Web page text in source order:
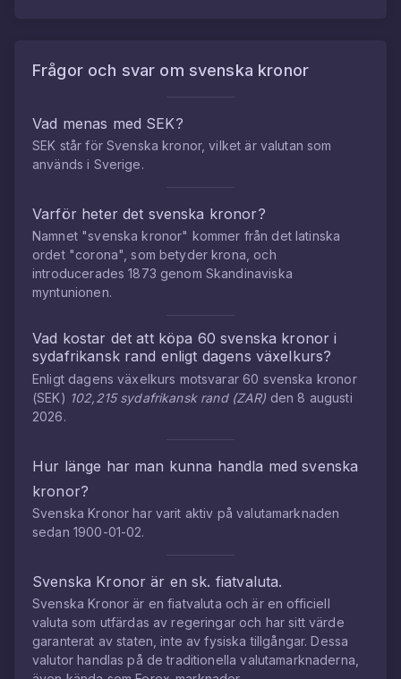
Frågor och svar om svenska kronor
Vad menas med SEK?
SEK står för Svenska kronor, vilket är valutan som
används i Sverige.
Varför heter det svenska kronor?
Namnet "svenska kronor" kommer från det latinska
ordet "corona", som betyder krona, och
introducerades 1873 genom Skandinaviska
myntunionen.
Vad kostar det att köpa 60svenska kronor i
sydafrikansk rand enligt dagens växelkurs?
Enligt dagens växelkurs motsvarar60 svenska kronor
(SEK) 102,215 sydafrikansk rand(ZAR) den 8 augusti
2026.
Hur länge har man kunna handla medsvenska
kronor?
Svenska Kronor har varit aktiv på valutamarknaden
sedan 1900-01-02.
Svenska Kronor är en sk. fiatvaluta.
Svenska Kronor är en fiatvaluta och är en officiell
valuta som utfärdas av regeringar och har sitt värde
garanterat av staten, inte av fysiska tillgångar. Dessa
valutor handlas på de traditionella valutamarknaderna,